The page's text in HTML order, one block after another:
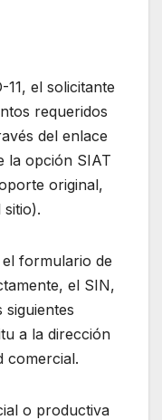
el solicitante
requeridos
del enlace
la opción SIAT
original,
formulario de
el SIN,
siguientes
a la dirección
comercial.
o productiva